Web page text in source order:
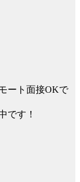
ート面接OKで
です！